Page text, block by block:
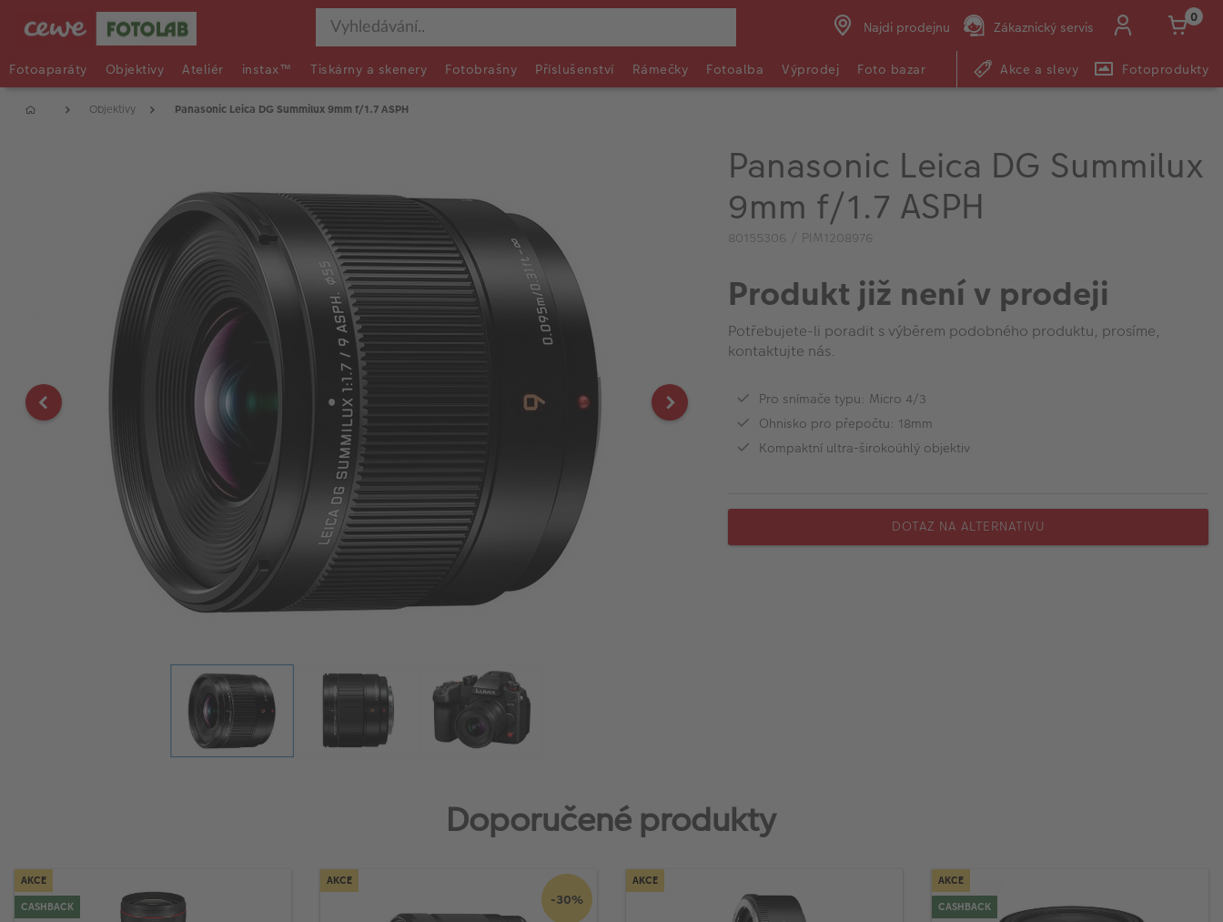
Najdi prodejnu Zákaznický servis
0
Fotoaparáty Objektivy Ateliér instax™ Tiskárny a skenery Fotobrašny Příslušenství Rámečky Fotoalba Výprodej Foto bazar Akce a slevy Fotoprodukty
Objektivy Panasonic Leica DG Summilux 9mm f/1.7 ASPH
Panasonic Leica DG Summilux
9mm f/1.7 ASPH
80155306 / PIM1208976
Produkt již není v prodeji
Potřebujete-li poradit s výběrem podobného produktu, prosíme,
kontaktujte nás.
Pro snímače typu: Micro 4/3
Ohnisko pro přepočtu: 18mm
Kompaktní ultra-širokoúhlý objektiv
DOTAZ NA ALTERNATIVU
Doporučené produkty
AKCE
CASHBACK
AKCE
-30%
AKCE
AKCE
CASHBACK